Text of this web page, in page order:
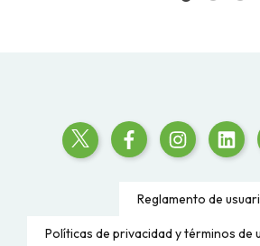
Reglamento de
Políticas de privacidad y términos de